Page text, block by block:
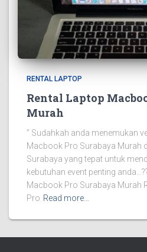
RENTAL LAPTOP
Rental Laptop
Murah
” Sudahkah anda menemukan
Macbook Pro Surabaya Murah
Surabaya yang tepat untuk
kebutuhan event penting
Macbook Pro Surabaya Murah
Pro Read more…